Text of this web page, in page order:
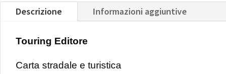
Descrizione Informazioni aggiuntive
Touring Editore
Carta stradale e turistica